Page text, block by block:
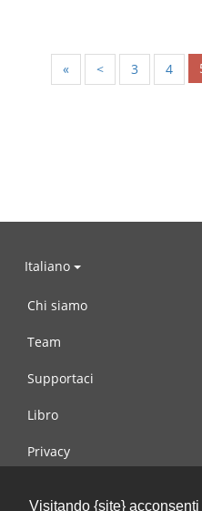
Visitando {site}
« < 3 4
Italiano
Chi siamo
Team
Supportaci
Libro
Privacy